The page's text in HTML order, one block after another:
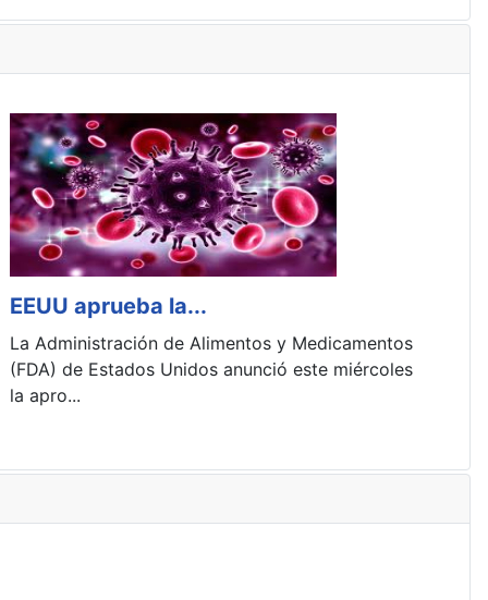
EEUU aprueba la...
La Administración de Alimentos y Medicamentos
(FDA) de Estados Unidos anunció este miércoles
la apro...